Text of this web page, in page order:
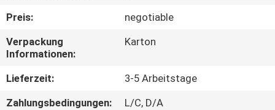
QUALITÄTSKONTROLLE
TRETEN
SIE
MIT
Preis:
negotiable
Verpackung
Informationen:
Karton
Lieferzeit:
3-5 Arbeitstage
Zahlungsbedingungen:
L/C, D/A